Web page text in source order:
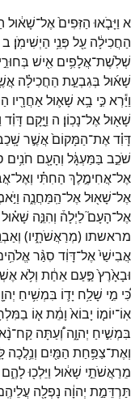
א וַיָּבֹ֤אוּ הַזִּפִים֙אֶל־שָׁא֔וּל
הַחֲכִילָ֔ה עַ֖ל פְּנֵ֥י הַיְשִׁימֹֽן׃ ב
שְׁלֹֽשֶׁת־אֲלָפִ֥ים אִ֖ישׁ בְּחוּרֵ֣י
שָׁא֜וּל בְּגִבְעַ֣ת הַחֲכִילָ֗ה
וַיַּ֕רְאכִּ֣י בָ֥א שָׁא֛וּלאַחֲרָ֖יו
שָׁא֖וּלאֶל־נָכֽוֹן׃ ה וַיָּ֣קָם דָּוִ֗ד
דָּוִ֗דאֶת־הַמָּקוֹם֙אֲשֶׁ֣ר
שֹׁכֵ֣ב בַּמַּעְגָּ֔ל וְהָעָ֖ם חֹנִ֥ים
אֶל־אֲחִימֶ֣לֶךְ הַחִתִּ֗י וְאֶל־
אֶל־שָׁא֖וּלאֶל־הַֽמַּחֲנֶ֑ה
אֶל־הָעָם֮לַיְלָה֒ וְהִנֵּ֣ה שָׁא֗וּל
מראשתו (מְרַאֲשֹׁתָ֑יו)
אֲבִישַׁי֙אֶל־דָּוִ֔ד סִגַּ֨ר
וּבָאָ֙רֶץ֙ פַּ֣עַם אַחַ֔ת וְלֹ֥א
כִּ֠י מִ֣י שָׁלַ֥ח יָד֛וֹ בִּמְשִׁ֥יחַ
אֽוֹ־יוֹמ֤וֹ יָבוֹא֙ וָמֵ֔תא֧וֹ
בִּמְשִׁ֣יחַ יְהוָ֑ה וְ֠עַתָּה קַח־
וְאֶת־צַפַּ֥חַת הַמַּ֖יִם וְנֵ֥לֲכָה
מֵרַאֲשֹׁתֵ֣י שָׁא֔וּל וַיֵּלְכ֖וּלָהֶ֑ם
תַּרְדֵּמַ֣ת יְהוָ֔ה נָפְלָ֖ה